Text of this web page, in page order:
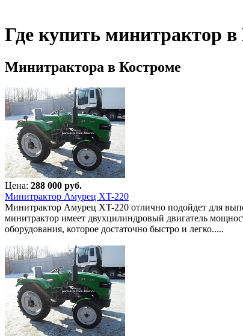
Где купить минитрактор в
Минитрактора в Костроме
Цена: 288 000 руб.
Минитрактор Амурец XT-220
Минитрактор Амурец XT-220 отлично подойдет для
минитрактор имеет двухцилиндровый двигатель
оборудования, которое достаточно быстро и легко.....